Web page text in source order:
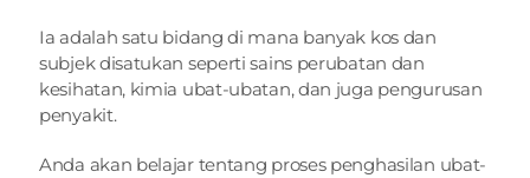
Ia adalah satu bidang di mana banyak kos dan
subjek disatukan seperti sains perubatan dan
kesihatan, kimia ubat-ubatan, dan juga pengurusan
penyakit.
Anda akan belajar tentang proses penghasilan ubat-